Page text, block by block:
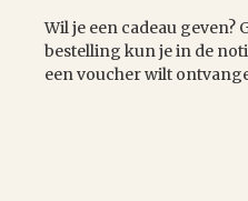
Wil je een cadeau geven?
bestelling kun je in de
een voucher wilt